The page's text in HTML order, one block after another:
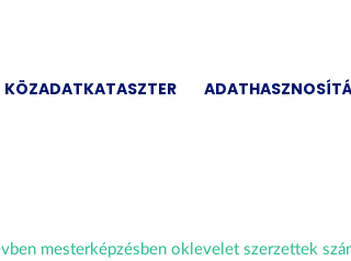
KÖZADATKATASZTER
mesterképzésben oklevelet szerzettek